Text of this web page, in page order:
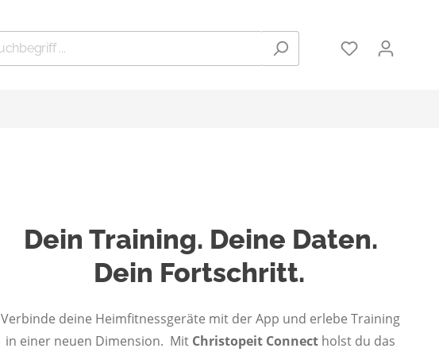
Hanteln und Gewichte
Pulsmessung
Bodenschutzmatten
Dein Training. Deine Daten.
Dein Fortschritt.
Verbinde deine Heimfitnessgeräte mit der App und erlebe Training
in einer neuen Dimension. Mit Christopeit Connect holst du das